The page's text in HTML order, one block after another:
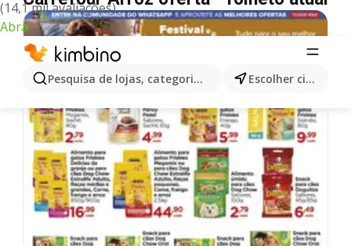
(14,1 mil avaliações)
Abra
Pesquisa de lojas, categorias,produtos... Escolher cidade